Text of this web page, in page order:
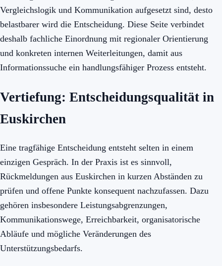
Vergleichslogik und Kommunikation aufgesetzt sind, desto
belastbarer wird die Entscheidung. Diese Seite verbindet
deshalb fachliche Einordnung mit regionaler Orientierung
und konkreten internen Weiterleitungen, damit aus
Informationssuche ein handlungsfähiger Prozess entsteht.
Vertiefung: Entscheidungsqualität in
Euskirchen
Eine tragfähige Entscheidung entsteht selten in einem
einzigen Gespräch. In der Praxis ist es sinnvoll,
Rückmeldungen aus Euskirchen in kurzen Abständen zu
prüfen und offene Punkte konsequent nachzufassen. Dazu
gehören insbesondere Leistungsabgrenzungen,
Kommunikationswege, Erreichbarkeit, organisatorische
Abläufe und mögliche Veränderungen des
Unterstützungsbedarfs.